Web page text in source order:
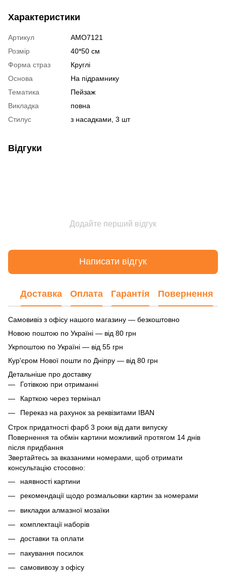
Характеристики
Артикул
AMO7121
Розмір
40*50 см
Форма страз
Круглі
Основа
На підрамнику
Тематика
Пейзаж
Викладка
повна
Стилус
з насадками, 3 шт
Відгуки
Додайте перший відгук
Написати відгук
Доставка Оплата Гарантія Повернення
Самовивіз з офісу нашого магазину — безкоштовно
Новою поштою по Україні — від 80 грн
Укрпоштою по Україні — від 55 грн
Кур'єром Нової пошти по Дніпру — від 80 грн
Детальніше про доставку
Готівкою при отриманні
Карткою через термінал
Переказ на рахунок за реквізитами IBAN
Строк придатності фарб 3 роки від дати випуску
Повернення та обмін картини можливий протягом 14 днів
після придбання
Звертайтесь за вказаними номерами, щоб отримати
консультацію стосовно:
наявності картини
рекомендації щодо розмальовки картин за номерами
викладки алмазної мозаїки
комплектації наборів
доставки та оплати
пакування посилок
самовивозу з офісу